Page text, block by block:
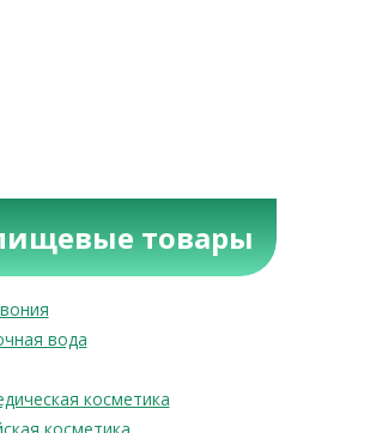
товары
вода
косметика